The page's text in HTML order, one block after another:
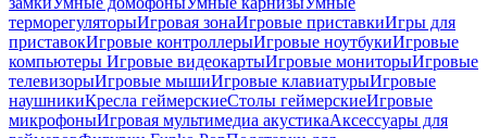
терморегуляторыИгровая зонаИгровые приставкиИгры для
приставокИгровые контроллерыИгровые ноутбукиИгровые
компьютеры Игровые видеокартыИгровые мониторыИгровые
телевизорыИгровые мышиИгровые клавиатурыИгровые
наушникиКресла геймерскиеСтолы геймерскиеИгровые
микрофоныИгровая мультимедиа акустикаАксессуары для